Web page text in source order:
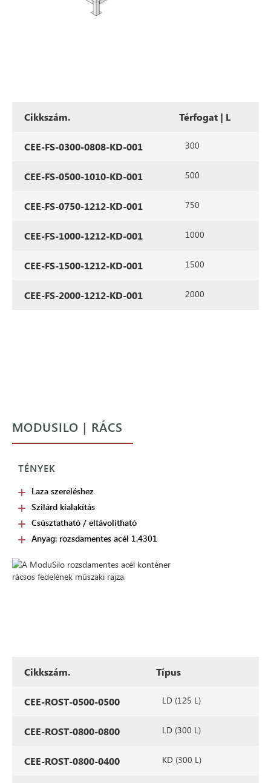
Cikkszám. Térfogat | L
CEE-FS-0300-0808-KD-001 300
CEE-FS-0500-1010-KD-001 500
CEE-FS-0750-1212-KD-001 750
CEE-FS-1000-1212-KD-001 1000
CEE-FS-1500-1212-KD-001 1500
CEE-FS-2000-1212-KD-001 2000
MODUSILO | RÁCS
TÉNYEK
Laza szereléshez
Szilárd kialakítás
Csúsztatható / eltávolítható
Anyag: rozsdamentes acél 1.4301
Cikkszám. Típus
CEE-ROST-0500-0500 LD (125 L)
CEE-ROST-0800-0800 LD (300 L)
CEE-ROST-0800-0400 KD (300 L)